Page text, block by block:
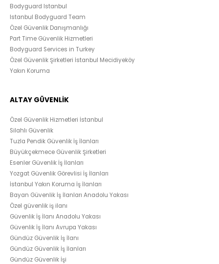
Bodyguard Istanbul
Istanbul Bodyguard Team
Özel Güvenlik Danışmanlığı
Part Time Güvenlik Hizmetleri
Bodyguard Services in Turkey
Özel Güvenlik Şirketleri İstanbul Mecidiyeköy
Yakın Koruma
ALTAY GÜVENLİK
Özel Güvenlik Hizmetleri İstanbul
Silahlı Güvenlik
Tuzla Pendik Güvenlik İş İlanları
Büyükçekmece Güvenlik Şirketleri
Esenler Güvenlik İş İlanları
Yozgat Güvenlik Görevlisi İş İlanları
İstanbul Yakın Koruma İş İlanları
Bayan Güvenlik İş İlanları Anadolu Yakası
Özel güvenlik iş ilanı
Güvenlik İş İlanı Anadolu Yakası
Güvenlik İş İlanı Avrupa Yakası
Gündüz Güvenlik İş İlanı
Gündüz Güvenlik İş İlanları
Gündüz Güvenlik İşi